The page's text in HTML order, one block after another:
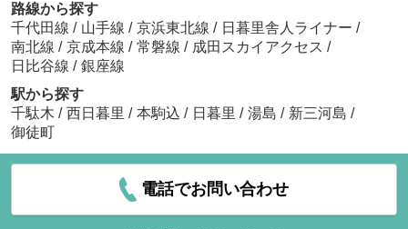
路線から探す
千代田線 / 山手線 / 京浜東北線 / 日暮里舎人ライナー /
南北線 / 京成本線 / 常磐線 / 成田スカイアクセス /
日比谷線 / 銀座線
駅から探す
千駄木 / 西日暮里 / 本駒込 / 日暮里 / 湯島 / 新三河島 /
御徒町
電話でお問い合わせ